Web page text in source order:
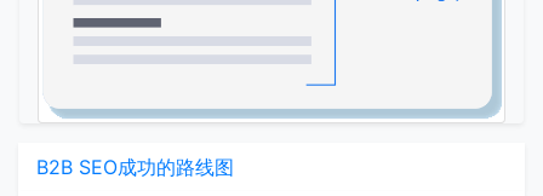
B2B SEO成功的路线图